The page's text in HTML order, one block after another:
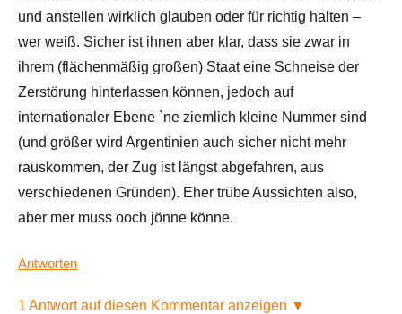
und anstellen wirklich glauben oder für richtig halten –
wer weiß. Sicher ist ihnen aber klar, dass sie zwar in
ihrem (flächenmäßig großen) Staat eine Schneise der
Zerstörung hinterlassen können, jedoch auf
internationaler Ebene `ne ziemlich kleine Nummer sind
(und größer wird Argentinien auch sicher nicht mehr
rauskommen, der Zug ist längst abgefahren, aus
verschiedenen Gründen). Eher trübe Aussichten also,
aber mer muss ooch jönne könne.
Antworten
1 Antwort auf diesen Kommentar anzeigen ▼